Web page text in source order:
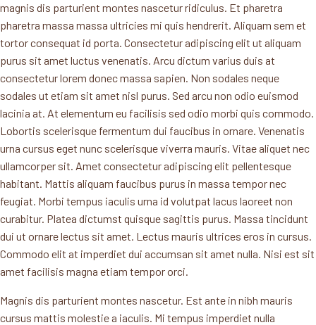
magnis dis parturient montes nascetur ridiculus. Et pharetra
pharetra massa massa ultricies mi quis hendrerit. Aliquam sem et
tortor consequat id porta. Consectetur adipiscing elit ut aliquam
purus sit amet luctus venenatis. Arcu dictum varius duis at
consectetur lorem donec massa sapien. Non sodales neque
sodales ut etiam sit amet nisl purus. Sed arcu non odio euismod
lacinia at. At elementum eu facilisis sed odio morbi quis commodo.
Lobortis scelerisque fermentum dui faucibus in ornare. Venenatis
urna cursus eget nunc scelerisque viverra mauris. Vitae aliquet nec
ullamcorper sit. Amet consectetur adipiscing elit pellentesque
habitant. Mattis aliquam faucibus purus in massa tempor nec
feugiat. Morbi tempus iaculis urna id volutpat lacus laoreet non
curabitur. Platea dictumst quisque sagittis purus. Massa tincidunt
dui ut ornare lectus sit amet. Lectus mauris ultrices eros in cursus.
Commodo elit at imperdiet dui accumsan sit amet nulla. Nisi est sit
amet facilisis magna etiam tempor orci.
Magnis dis parturient montes nascetur. Est ante in nibh mauris
cursus mattis molestie a iaculis. Mi tempus imperdiet nulla